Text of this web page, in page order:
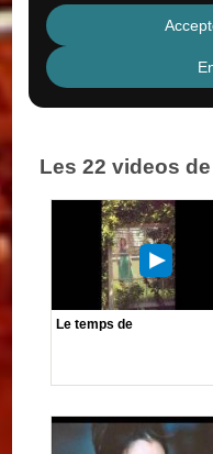
Les 22 videos
Le temps de